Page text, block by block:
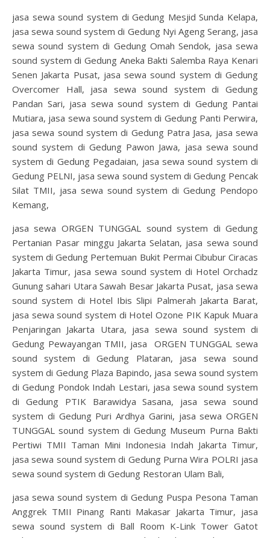
jasa sewa sound system di Gedung Mesjid Sunda Kelapa,
jasa sewa sound system di Gedung Nyi Ageng Serang, jasa
sewa sound system di Gedung Omah Sendok, jasa sewa
sound system di Gedung Aneka Bakti Salemba Raya Kenari
Senen Jakarta Pusat, jasa sewa sound system di Gedung
Overcomer Hall, jasa sewa sound system di Gedung
Pandan Sari, jasa sewa sound system di Gedung Pantai
Mutiara, jasa sewa sound system di Gedung Panti Perwira,
jasa sewa sound system di Gedung Patra Jasa, jasa sewa
sound system di Gedung Pawon Jawa, jasa sewa sound
system di Gedung Pegadaian, jasa sewa sound system di
Gedung PELNI, jasa sewa sound system di Gedung Pencak
Silat TMII, jasa sewa sound system di Gedung Pendopo
Kemang,
jasa sewa ORGEN TUNGGAL sound system di Gedung
Pertanian Pasar minggu Jakarta Selatan, jasa sewa sound
system di Gedung Pertemuan Bukit Permai Cibubur Ciracas
Jakarta Timur, jasa sewa sound system di Hotel Orchadz
Gunung sahari Utara Sawah Besar Jakarta Pusat, jasa sewa
sound system di Hotel Ibis Slipi Palmerah Jakarta Barat,
jasa sewa sound system di Hotel Ozone PIK Kapuk Muara
Penjaringan Jakarta Utara, jasa sewa sound system di
Gedung Pewayangan TMII, jasa ORGEN TUNGGAL sewa
sound system di Gedung Plataran, jasa sewa sound
system di Gedung Plaza Bapindo, jasa sewa sound system
di Gedung Pondok Indah Lestari, jasa sewa sound system
di Gedung PTIK Barawidya Sasana, jasa sewa sound
system di Gedung Puri Ardhya Garini, jasa sewa ORGEN
TUNGGAL sound system di Gedung Museum Purna Bakti
Pertiwi TMII Taman Mini Indonesia Indah Jakarta Timur,
jasa sewa sound system di Gedung Purna Wira POLRI jasa
sewa sound system di Gedung Restoran Ulam Bali,
jasa sewa sound system di Gedung Puspa Pesona Taman
Anggrek TMII Pinang Ranti Makasar Jakarta Timur, jasa
sewa sound system di Ball Room K-Link Tower Gatot